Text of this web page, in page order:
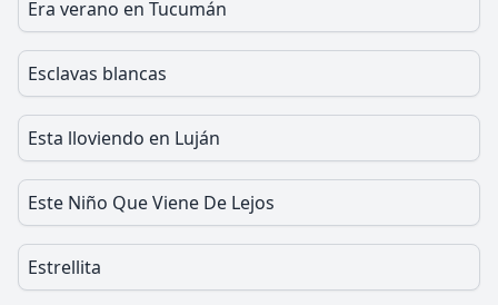
Era verano en Tucumán
Esclavas blancas
Esta lloviendo en Luján
Este Niño Que Viene De Lejos
Estrellita